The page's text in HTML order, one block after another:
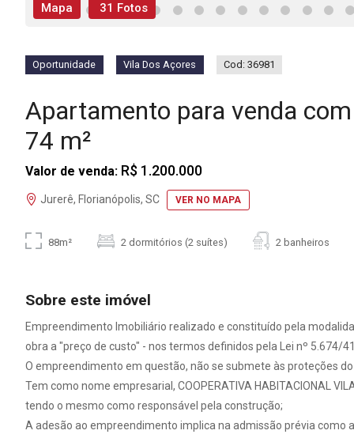
Mapa 31 Fotos
Oportunidade Vila Dos Açores Cod: 36981
Apartamento para venda
74 m²
Valor de venda: R$ 1.200.000
Jurerê, Florianópolis, SC VER NO MAPA
88m² 2 dormitórios (2 suítes) 2 banheiros
Sobre este imóvel
Empreendimento Imobiliário realizado e constituído pela
obra a "preço de custo" - nos termos definidos pela Lei nº 5.674/
O empreendimento em questão, não se submete às proteções
Tem como nome empresarial, COOPERATIVA HABITACIONAL
tendo o mesmo como responsável pela construção;
A adesão ao empreendimento implica na admissão prévia